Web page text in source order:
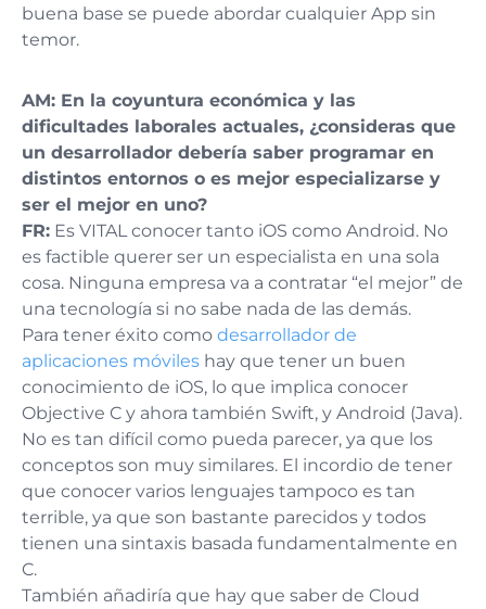
buena base se puede abordar cualquier App sin
temor.
AM: En la coyuntura económica y las
dificultades laborales actuales, ¿consideras que
un desarrollador debería saber programar en
distintos entornos o es mejor especializarse y
ser el mejor en uno?
FR: Es VITAL conocer tanto iOS como Android. No
es factible querer ser un especialista en una sola
cosa. Ninguna empresa va a contratar “el mejor” de
una tecnología si no sabe nada de las demás.
Para tener éxito como desarrollador de
aplicaciones móviles hay que tener un buen
conocimiento de iOS, lo que implica conocer
Objective C y ahora también Swift, y Android (Java).
No es tan difícil como pueda parecer, ya que los
conceptos son muy similares. El incordio de tener
que conocer varios lenguajes tampoco es tan
terrible, ya que son bastante parecidos y todos
tienen una sintaxis basada fundamentalmente en
C.
También añadiría que hay que saber de Cloud